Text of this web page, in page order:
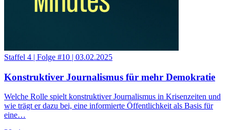
Staffel 4 | Folge #10 | 03.02.2025
Konstruktiver Journalismus für mehr Demokratie
Welche Rolle spielt konstruktiver Journalismus in Krisenzeiten und
wie trägt er dazu bei, eine informierte Öffentlichkeit als Basis für
eine…